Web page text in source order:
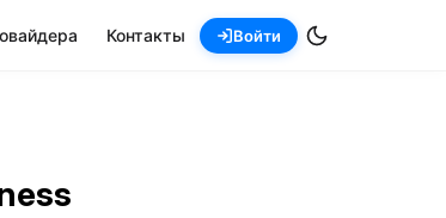
Контакты Войти